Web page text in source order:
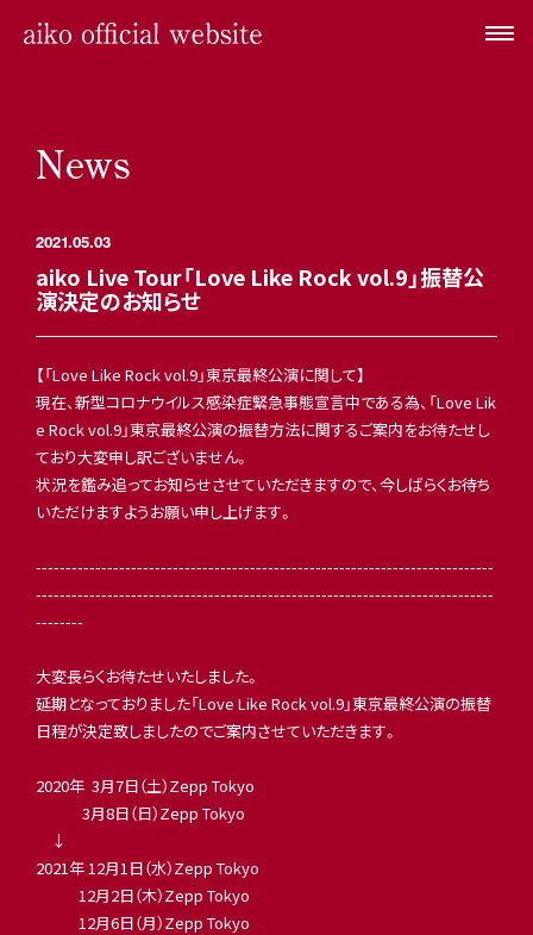
News
2021.05.03
aiko Live Tour「Love Like Rock vol.9」振替公
演決定のお知らせ
【「Love Like Rock vol.9」東京最終公演に関して】
現在、新型コロナウイルス感染症緊急事態宣言中である為、「Love Lik
e Rock vol.9」東京最終公演の振替方法に関するご案内をお待たせし
ており大変申し訳ございません。
状況を鑑み追ってお知らせさせていただきますので、今しばらくお待ち
いただけますようお願い申し上げます。
-----------------------------------------------------------------------------
-----------------------------------------------------------------------------
--------
大変長らくお待たせいたしました。
延期となっておりました「Love Like Rock vol.9」東京最終公演の振替
日程が決定致しましたのでご案内させていただきます。
2020年 3月7日（土）Zepp Tokyo
3月8日（日）Zepp Tokyo
↓
2021年 12月1日（水）Zepp Tokyo
12月2日（木）Zepp Tokyo
12月6日（月）Zepp Tokyo